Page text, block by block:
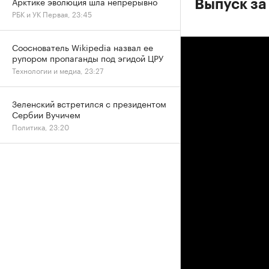
Выпуск
РБК и УК Первая, 23:45
Сооснователь Wikipedia назвал ее
рупором пропаганды под эгидой ЦРУ
Технологии и медиа, 23:27
Зеленский встретился с президентом
Сербии Вучичем
Политика, 23:20